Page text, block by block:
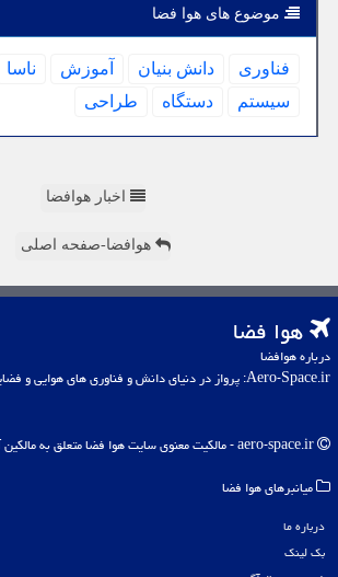
موضوع های هوا فضا
فناوری دانش بنیان آموزش ناسا
سیستم
دستگاه طراحی
اخبار هوافضا
هوافضا-صفحه اصلی
هوا فضا
درباره هوافضا
Aero-Space.ir: پرواز در دنیای دانش و فناوری های هوایی و فضایی، از زمین تا کهکشان
میانبرهای هوا فضا
درباره ما
بک لینک